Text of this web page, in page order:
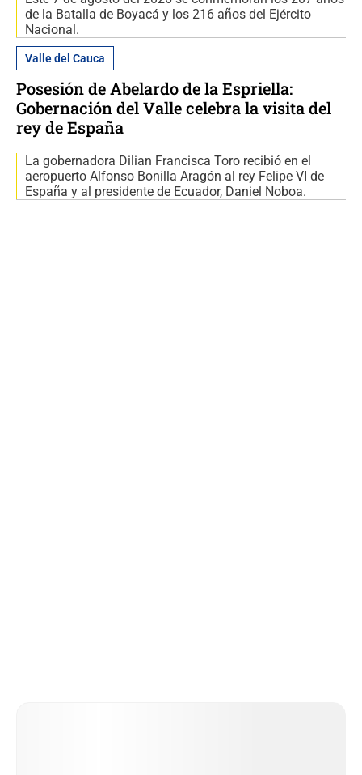
de la Batalla de Boyacá y los 216 años del Ejército
Nacional.
Valle del Cauca
Posesión de Abelardo de la Espriella:
Gobernación del Valle celebra la visita del
rey de España
La gobernadora Dilian Francisca Toro recibió en el
aeropuerto Alfonso Bonilla Aragón al rey Felipe VI de
España y al presidente de Ecuador, Daniel Noboa.